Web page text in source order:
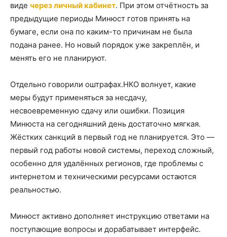
виде через личный кабинет. При этом отчётность за
предыдущие периоды Минюст готов принять на
бумаге, если она по каким-то причинам не была
подана ранее. Но новый порядок уже закреплён, и
менять его не планируют.
Отдельно говорили оштрафах.НКО волнует, какие
меры будут применяться за несдачу,
несвоевременную сдачу или ошибки. Позиция
Минюста на сегодняшний день достаточно мягкая.
Жёстких санкций в первый год не планируется. Это —
первый год работы новой системы, переход сложный,
особенно для удалённых регионов, где проблемы с
интернетом и техническими ресурсами остаются
реальностью.
Минюст активно дополняет инструкцию ответами на
поступающие вопросы и дорабатывает интерфейс.